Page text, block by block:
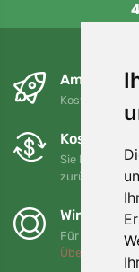
Am
Kostenloser
Sie können
zurückgeben
Wir
Für jede
Über uns